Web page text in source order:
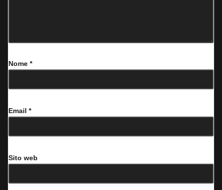
Nome *
Email *
Sito web